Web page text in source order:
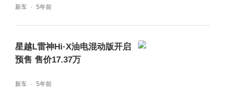
新车 5年前
星越L雷神Hi·X油电混动版开启
预售 售价17.37万
新车 5年前